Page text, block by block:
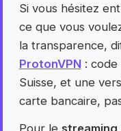
Si vous hésitez
ce que vous
la transparence,
ProtonVPN: code
Suisse, et une
carte bancaire,